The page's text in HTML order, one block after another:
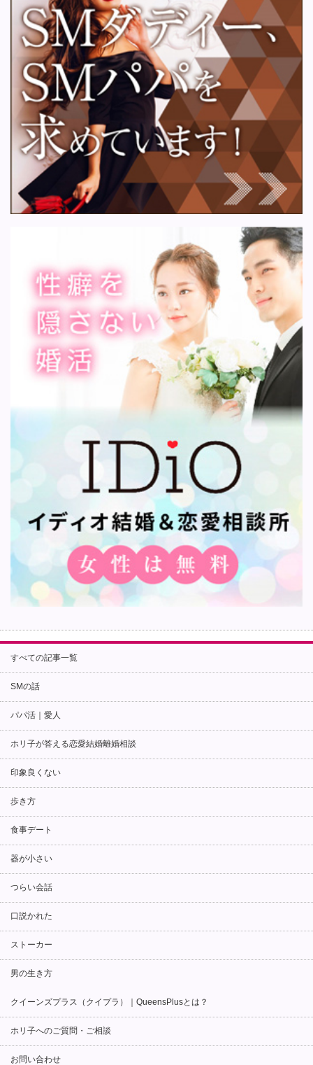
すべての記事一覧
SMの話
パパ活｜愛人
ホリ子が答える恋愛結婚離婚相談
印象良くない
歩き方
食事デート
器が小さい
つらい会話
口説かれた
ストーカー
男の生き方
クイーンズプラス（クイプラ）｜QueensPlusとは？
ホリ子へのご質問・ご相談
お問い合わせ